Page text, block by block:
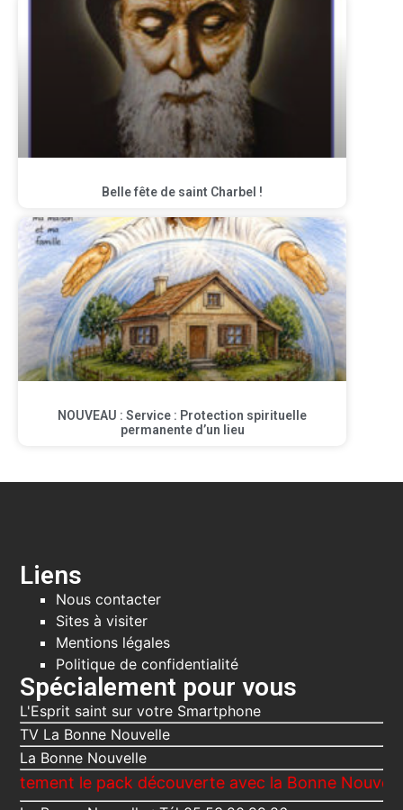
Belle fête de saint Charbel !
NOUVEAU : Service : Protection spirituelle
permanente d’un lieu
Liens
Nous contacter
Sites à visiter
Mentions légales
Politique de confidentialité
Spécialement pour vous
L'Esprit saint sur votre Smartphone
TV La Bonne Nouvelle
La Bonne Nouvelle
le pack découverte avec la Bonne Nouvelle,